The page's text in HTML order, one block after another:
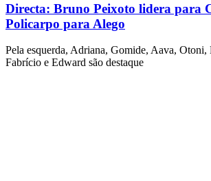
Directa: Bruno Peixoto lidera para
Policarpo para Alego
Pela esquerda, Adriana, Gomide, Aava,
Fabrício e Edward são destaque